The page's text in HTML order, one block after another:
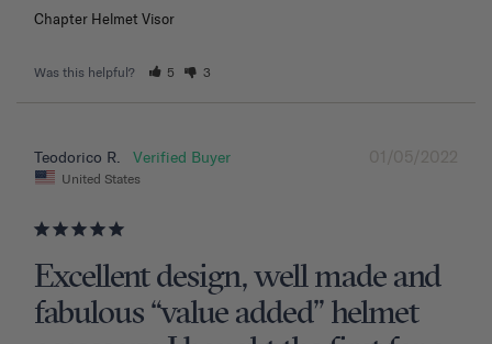
Chapter Helmet Visor
Was this helpful? 5 3
01/05/2022
Teodorico R.
United States
Excellent design, well made and
fabulous “value added” helmet